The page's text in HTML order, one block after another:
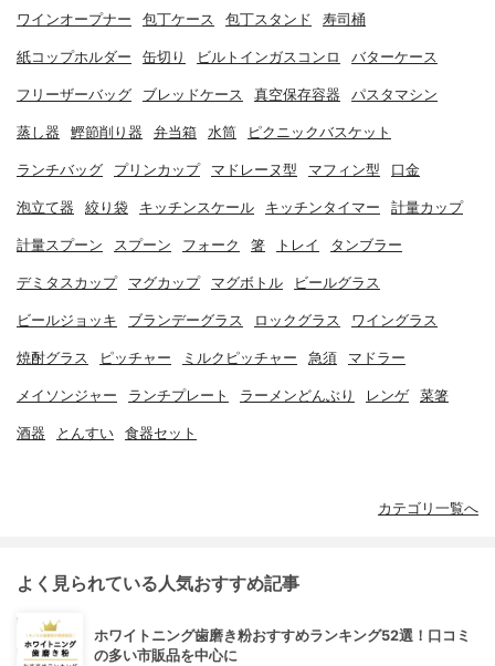
ワインオープナー 包丁ケース 包丁スタンド 寿司桶
紙コップホルダー 缶切り ビルトインガスコンロ バターケース
フリーザーバッグ ブレッドケース 真空保存容器 パスタマシン
蒸し器 鰹節削り器 弁当箱 水筒 ピクニックバスケット
ランチバッグ プリンカップ マドレーヌ型 マフィン型 口金
泡立て器 絞り袋 キッチンスケール キッチンタイマー 計量カップ
計量スプーン スプーン フォーク 箸 トレイ タンブラー
デミタスカップ マグカップ マグボトル ビールグラス
ビールジョッキ ブランデーグラス ロックグラス ワイングラス
焼酎グラス ピッチャー ミルクピッチャー 急須 マドラー
メイソンジャー ランチプレート ラーメンどんぶり レンゲ 菜箸
酒器 とんすい 食器セット
カテゴリ一覧へ
よく見られている人気おすすめ記事
ホワイトニング歯磨き粉おすすめランキング52選！口コミ
の多い市販品を中心に